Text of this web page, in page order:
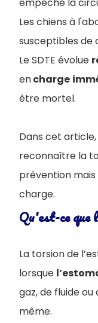
Les chiens à
susceptibles de
Le SDTE évolue
encharge
être mortel.
Dans cet
reconnaître la
prévention
charge.
Qu'est-ce que
La torsion de
lorsque
gaz, de fluide
même.